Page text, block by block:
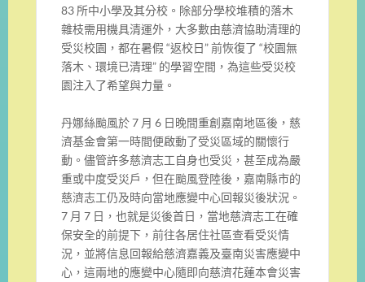
83 所中小學及其分校。除部分學校堆積的落木
雜枝需用機具清運外，大多數由慈濟協助清理的
受災校園，都在暑假 “返校日” 前恢復了 “校園無
落木、環境已清理” 的學習空間，為這些受災校
園注入了希望與力量。
丹娜絲颱風於 7 月 6 日晚間重創嘉南地區後，慈
濟基金會第一時間便啟動了受災區域的關懷行
動。儘管許多慈濟志工自身也受災，甚至成為嚴
重或中度受災戶，但在颱風登陸後，嘉南縣市的
慈濟志工仍及時向當地應變中心回報災後狀況。
7 月 7 日，也就是災後首日，當地慈濟志工在確
保安全的前提下，前往各居住社區查看受災情
況，並將信息回報給慈濟嘉義及臺南災害應變中
心，這兩地的應變中心隨即向慈濟花蓮本會災害